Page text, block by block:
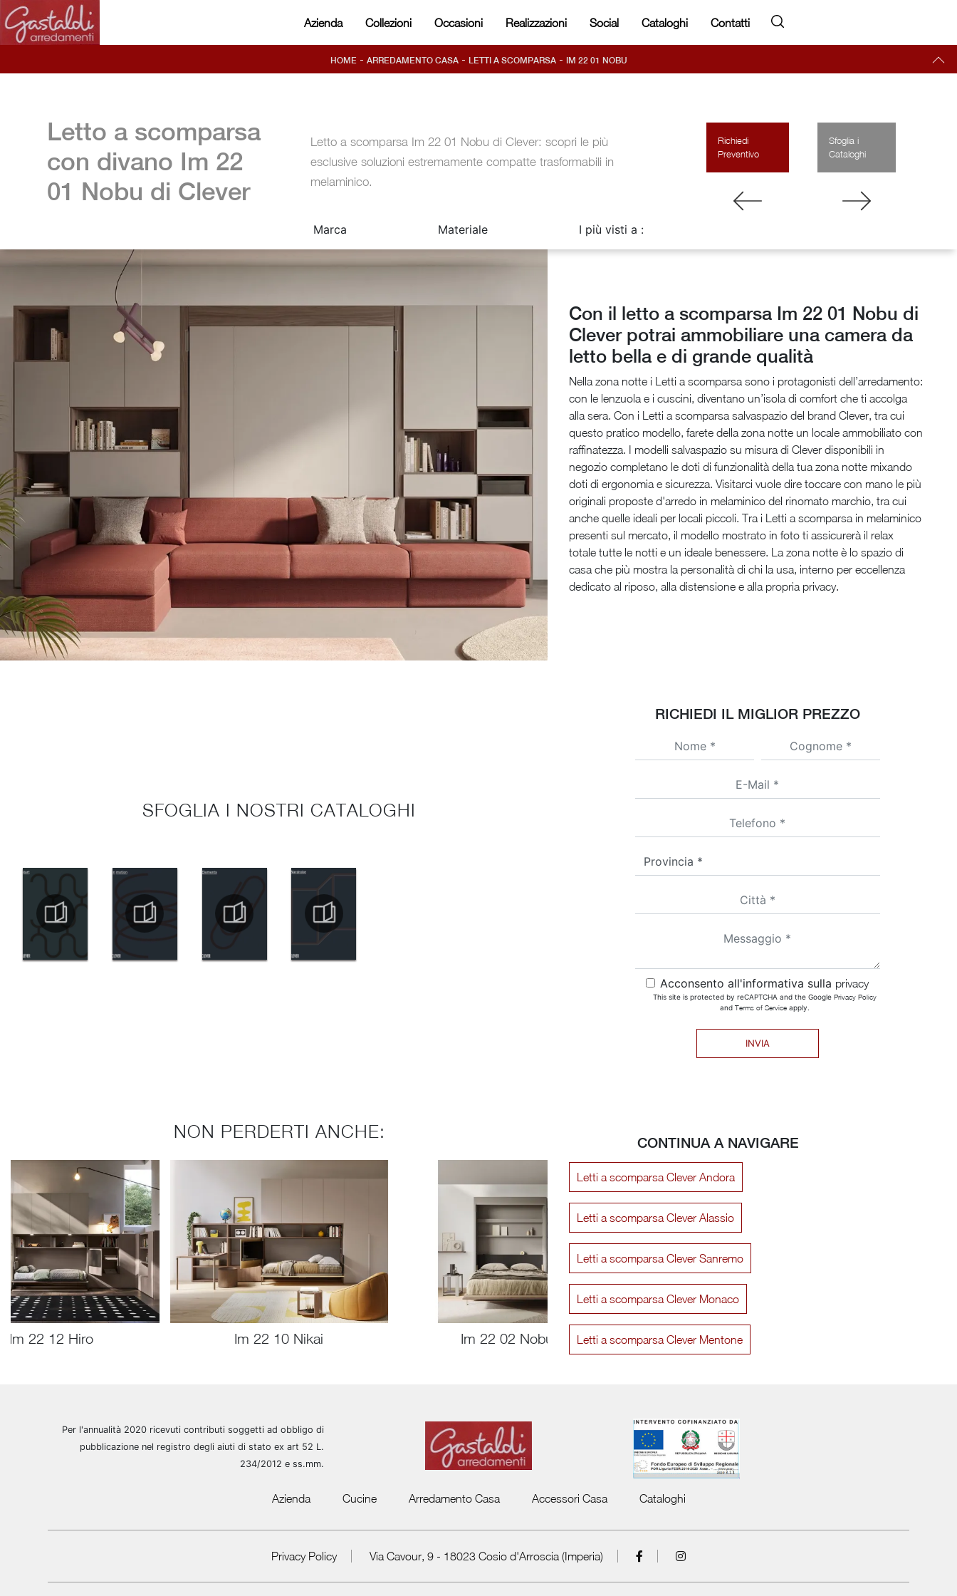
Azienda Collezioni Occasioni Realizzazioni Social Cataloghi Contatti
HOME - ARREDAMENTO CASA- LETTI A SCOMPARSA - IM 22 01 NOBU
Letto a scomparsa
con divano Im 22
01 Nobu di Clever
Letto a scomparsa Im 22 01 Nobu di Clever: scopri le più
esclusive soluzioni estremamente compatte trasformabili in
melaminico.
Richiedi
Preventivo
Sfoglia i
Cataloghi
Marca Materiale I più visti a :
Con il letto a scomparsa Im 22 01 Nobu di
Clever potrai ammobiliare una camera da
letto bella e di grande qualità
Nella zona notte i Letti a scomparsa sono i protagonisti dell’arredamento:
con le lenzuola e i cuscini, diventano un’isola di comfort che ti accolga
alla sera. Con i Letti a scomparsa salvaspazio del brand Clever, tra cui
questo pratico modello, farete della zona notte un locale ammobiliato con
raffinatezza. I modelli salvaspazio su misura di Clever disponibili in
negozio completano le doti di funzionalità della tua zona notte mixando
doti di ergonomia e sicurezza. Visitarci vuole dire toccare con mano le più
originali proposte d'arredo in melaminico del rinomato marchio, tra cui
anche quelle ideali per locali piccoli. Tra i Letti a scomparsa in melaminico
presenti sul mercato, il modello mostrato in foto ti assicurerà il relax
totale tutte le notti e un ideale benessere. La zona notte è lo spazio di
casa che più mostra la personalità di chi la usa, interno per eccellenza
dedicato al riposo, alla distensione e alla propria privacy.
SFOGLIA I NOSTRI CATALOGHI
RICHIEDI IL MIGLIOR PREZZO
Acconsento all'informativa sulla privacy
This site is protected by reCAPTCHA and the Google Privacy Policy
and Terms of Serviceapply.
INVIA
NON PERDERTI ANCHE:
Im 22 12 Hiro Im 22 10 Nikai Im 22 02 Nobu Im 22 04 Nobu
CONTINUA A NAVIGARE
Letti a scomparsa Clever Andora
Letti a scomparsa Clever Alassio
Letti a scomparsa Clever Sanremo
Letti a scomparsa Clever Monaco
Letti a scomparsa Clever Mentone
Per l'annualità 2020 ricevuti contributi soggetti ad obbligo di
pubblicazione nel registro degli aiuti di stato ex art 52 L.
234/2012 e ss.mm.
Azienda Cucine Arredamento Casa Accessori Casa Cataloghi
Privacy Policy Via Cavour, 9 - 18023 Cosio d'Arroscia (Imperia)